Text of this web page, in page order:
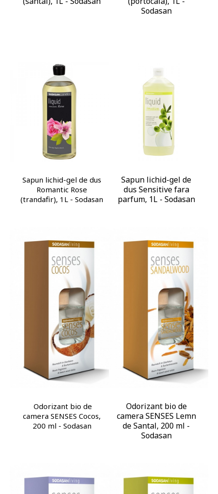
Sodasan
Sapun lichid-gel de dus
Romantic Rose
(trandafir), 1L - Sodasan
Sapun lichid-gel de
dus Sensitive fara
parfum, 1L - Sodasan
Odorizant bio de
camera SENSES Cocos,
200 ml - Sodasan
Odorizant bio de
camera SENSES Lemn
de Santal, 200 ml -
Sodasan